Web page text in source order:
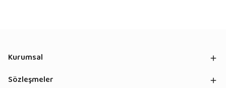
Kurumsal
Sözleşmeler